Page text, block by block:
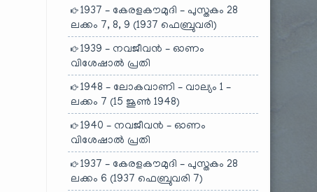
1937 – കേരളകൗമുദി – പുസ്തകം 28
ലക്കം 7, 8, 9 (1937 ഫെബ്രുവരി)
1939 – നവജീവൻ – ഓണം
വിശേഷാൽ പ്രതി
1948 – ലോകവാണി – വാല്യം 1 –
ലക്കം 7 (15 ജൂൺ 1948)
1940 – നവജീവൻ – ഓണം
വിശേഷാൽ പ്രതി
1937 – കേരളകൗമുദി – പുസ്തകം 28
ലക്കം 6 (1937 ഫെബ്രുവരി 7)